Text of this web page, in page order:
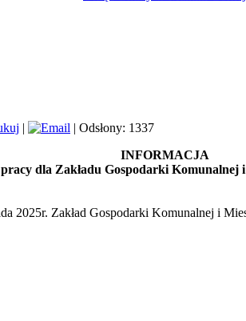
|
| Odsłony: 1337
INFORMACJA
dla Zakładu Gospodarki
2025r. Zakład Gospodarki Komunalnej i